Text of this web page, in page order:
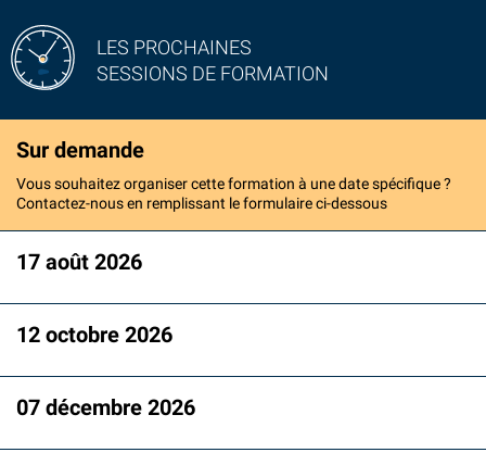
LES PROCHAINES
SESSIONS DE FORMATION
Sur demande
Vous souhaitez organiser cette formation à une date spécifique ?
Contactez-nous en remplissant le formulaire ci-dessous
17 août 2026
12 octobre 2026
07 décembre 2026